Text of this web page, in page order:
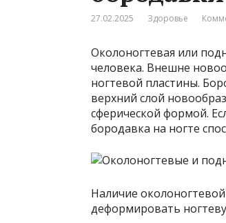
27.02.2025 Здоровье
Околоногтевая или
человека. Внешне
ногтевой пластины.
верхний слой
сферической формой.
бородавка на ногте
Наличие
деформировать